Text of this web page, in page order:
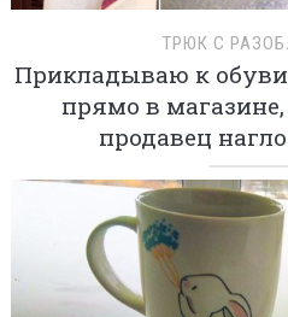
ТРЮК С
Прикладываю к
прямо в
продавец